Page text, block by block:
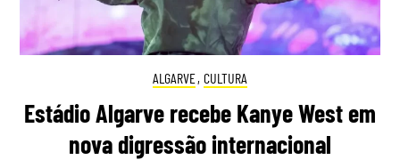
ALGARVE, CULTURA
Estádio Algarve recebe Kanye West em
nova digressão internacional